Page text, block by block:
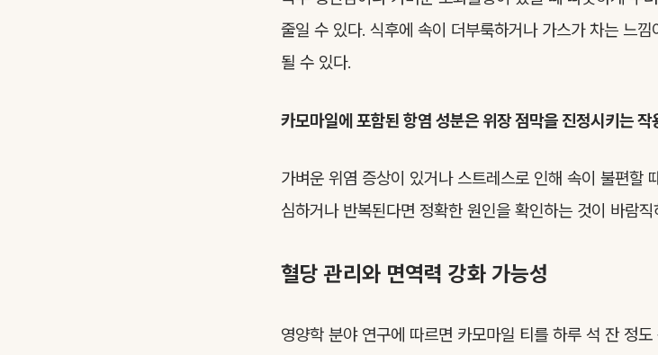
줄일 수 있다. 식후에 속이 더부룩하거나 가스가 차는 느
될 수 있다.
카모마일에 포함된 항염 성분은 위장 점막을 진정시키는 작
가벼운 위염 증상이 있거나 스트레스로 인해 속이 불편할
심하거나 반복된다면 정확한 원인을 확인하는 것이 바람직
혈당 관리와 면역력 강화 가능성
영양학 분야 연구에 따르면 카모마일 티를 하루 석 잔 정